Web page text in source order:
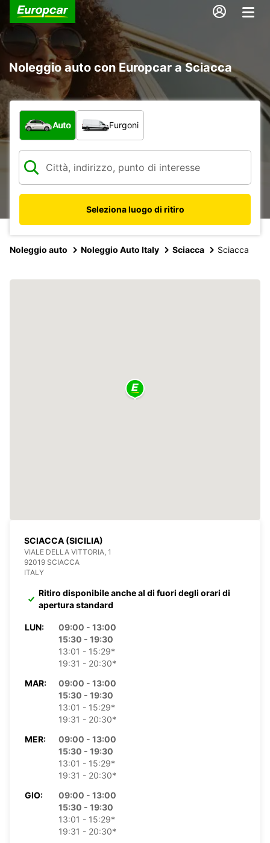
Noleggio auto con Europcar a Sciacca
Scegli la tipologia di veicolo:
Auto Furgoni
Seleziona luogo di ritiro
Noleggio auto Noleggio Auto Italy Sciacca Sciacca
SCIACCA (SICILIA)
VIALE DELLA VITTORIA, 1
92019 SCIACCA
ITALY
Ritiro disponibile anche al di fuori degli orari di
apertura standard
LUN:
09:00 - 13:00
15:30 - 19:30
13:01 - 15:29*
19:31 - 20:30*
MAR:
09:00 - 13:00
15:30 - 19:30
13:01 - 15:29*
19:31 - 20:30*
MER:
09:00 - 13:00
15:30 - 19:30
13:01 - 15:29*
19:31 - 20:30*
GIO:
09:00 - 13:00
15:30 - 19:30
13:01 - 15:29*
19:31 - 20:30*